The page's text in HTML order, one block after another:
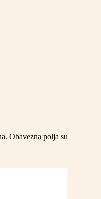
Obavezna polja su